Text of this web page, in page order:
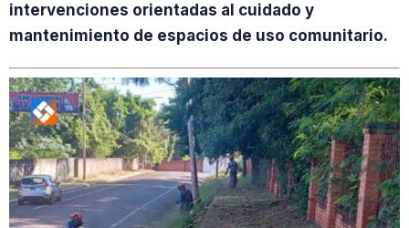
intervenciones orientadas al cuidado y
mantenimiento de espacios de uso comunitario.